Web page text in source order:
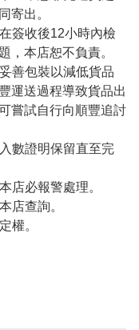
寄出。
簽收後12小時內檢
，本店恕不負責。
善包裝以減低貨品
運送過程導致貨品出
嘗試自行向順豐追討
數證明保留直至完
必報警處理。
查詢。
權。